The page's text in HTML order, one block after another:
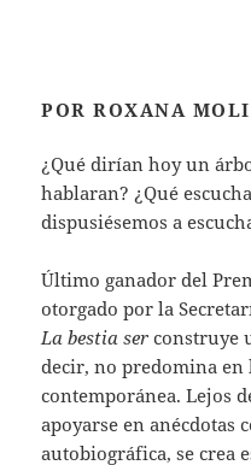
POR ROXANA
¿Qué dirían hoy un
hablaran? ¿Qué
dispusiésemos a
Último ganador del
otorgado por la
La bestia serconstruye
decir, no predomina en
contemporánea. Lejos
apoyarse en anécdotas
autobiográfica, se crea